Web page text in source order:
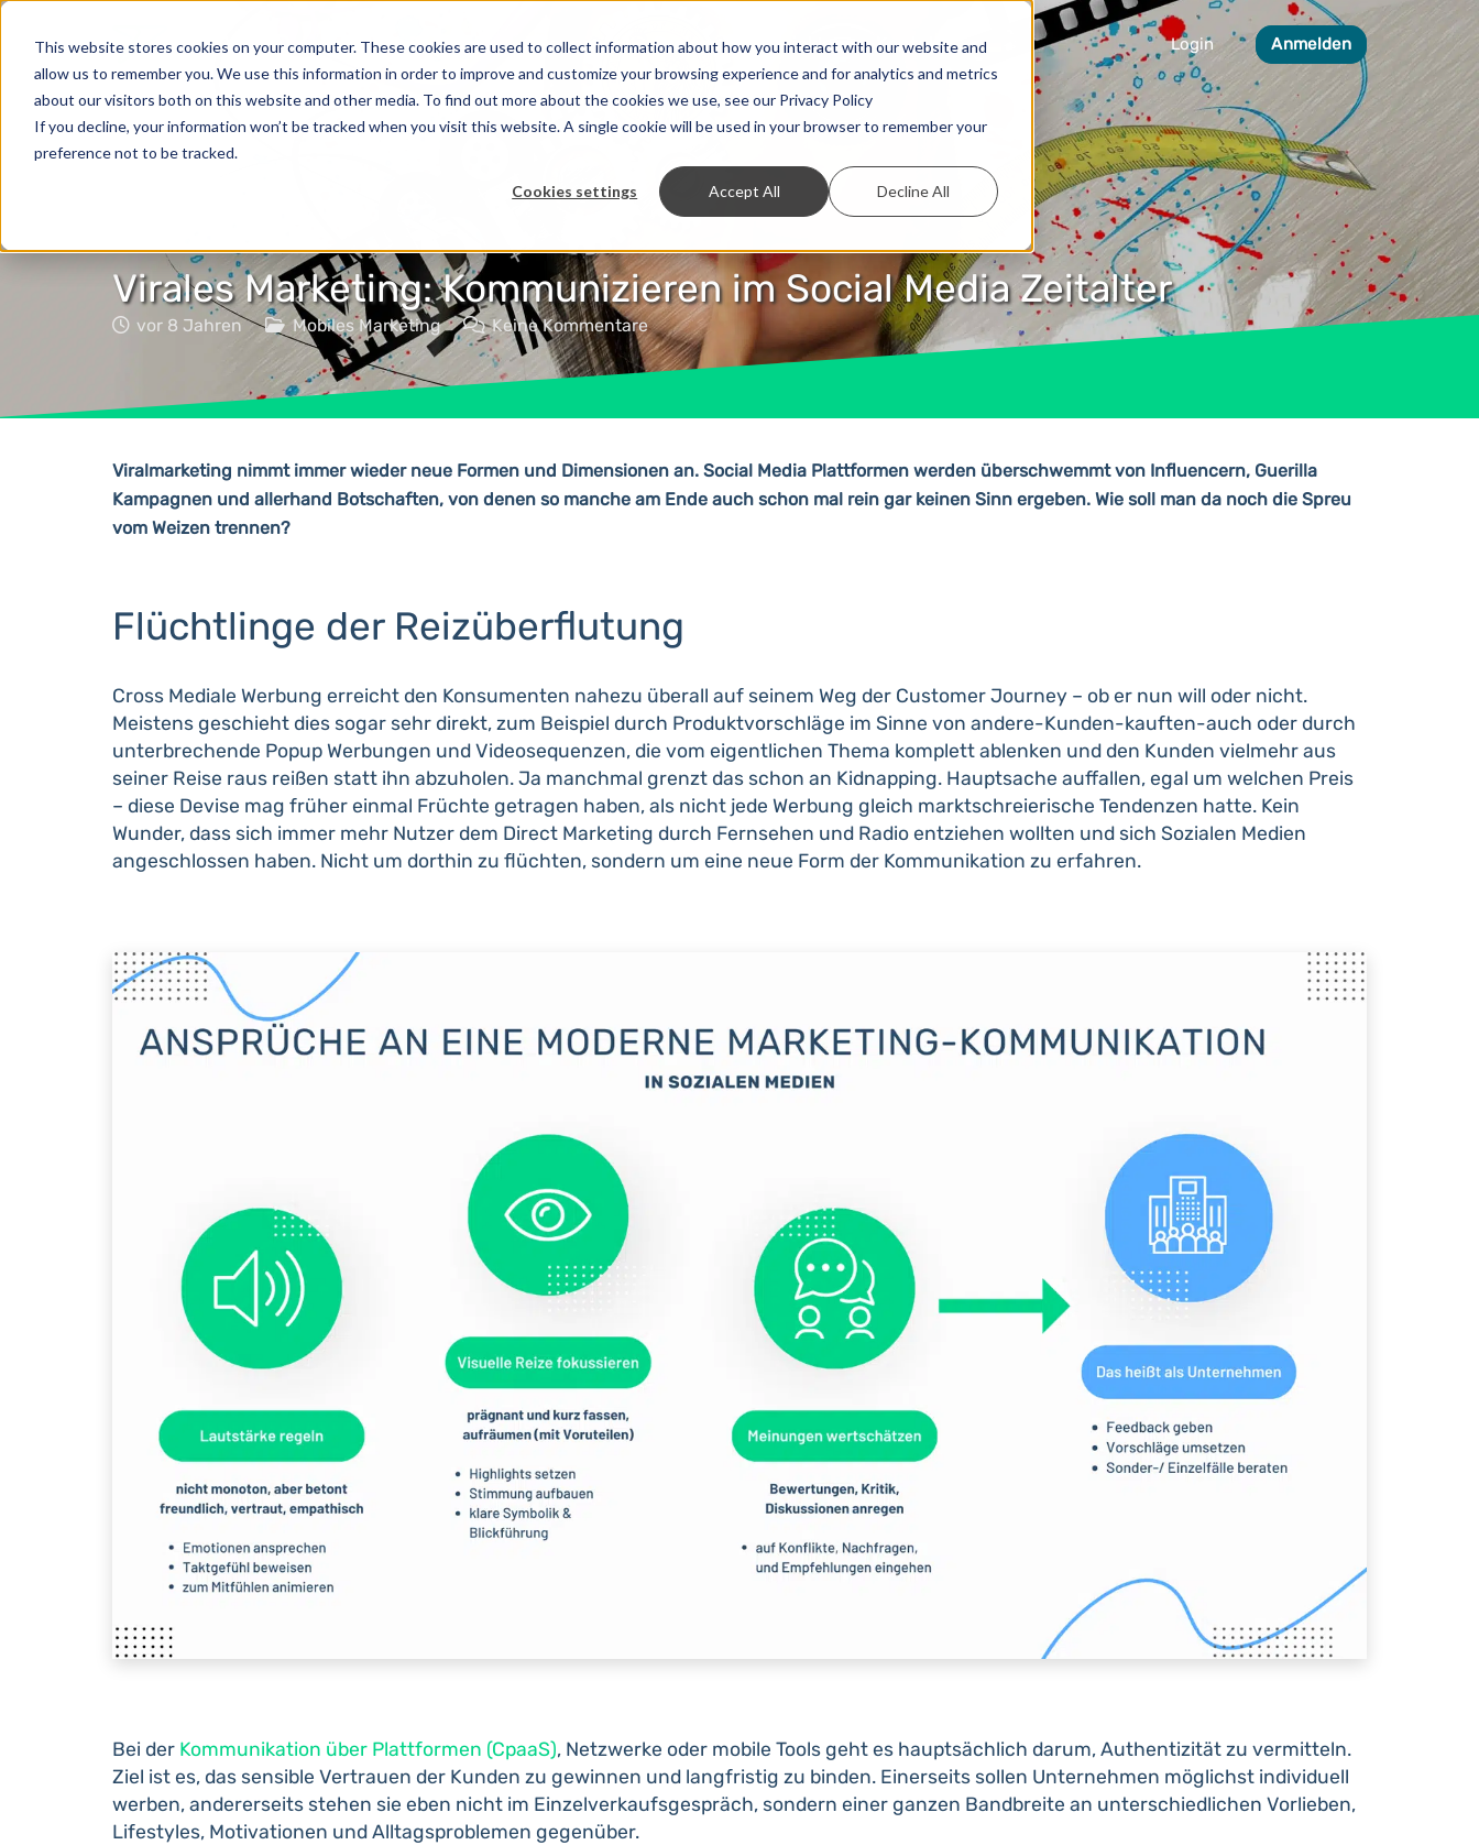
This website stores cookies on your computer. These cookies are used to collect information about how you interact with our website and
allow us to remember you. We use this information in order to improve and customize your browsing experience and for analytics and metrics
about our visitors both on this website and other media. To find out more about the cookies we use, see our Privacy Policy
If you decline, your information won’t be tracked when you visit this website. A single cookie will be used in your browser to remember your
preference not to be tracked.
Cookies settings Accept All Decline All
Produkte Lösungen Preise Entwickler Kontakt Login Anmelden
Virales Marketing: Kommunizieren im Social Media Zeitalter
vor 8 Jahren Mobiles Marketing Keine Kommentare
Viralmarketing nimmt immer wieder neue Formen und Dimensionen an. Social Media Plattformen werden überschwemmt von Influencern, Guerilla
Kampagnen und allerhand Botschaften, von denen so manche am Ende auch schon mal rein gar keinen Sinn ergeben. Wie soll man da noch die Spreu
vom Weizen trennen?
Flüchtlinge der Reizüberflutung
Cross Mediale Werbung erreicht den Konsumenten nahezu überall auf seinem Weg der Customer Journey – ob er nun will oder nicht.
Meistens geschieht dies sogar sehr direkt, zum Beispiel durch Produktvorschläge im Sinne von andere-Kunden-kauften-auch oder durch
unterbrechende Popup Werbungen und Videosequenzen, die vom eigentlichen Thema komplett ablenken und den Kunden vielmehr aus
seiner Reise raus reißen statt ihn abzuholen. Ja manchmal grenzt das schon an Kidnapping. Hauptsache auffallen, egal um welchen Preis
– diese Devise mag früher einmal Früchte getragen haben, als nicht jede Werbung gleich marktschreierische Tendenzen hatte. Kein
Wunder, dass sich immer mehr Nutzer dem Direct Marketing durch Fernsehen und Radio entziehen wollten und sich Sozialen Medien
angeschlossen haben. Nicht um dorthin zu flüchten, sondern um eine neue Form der Kommunikation zu erfahren.
Bei der Kommunikation über Plattformen (CpaaS), Netzwerke oder mobile Tools geht es hauptsächlich darum, Authentizität zu vermitteln.
Ziel ist es, das sensible Vertrauen der Kunden zu gewinnen und langfristig zu binden. Einerseits sollen Unternehmen möglichst individuell
werben, andererseits stehen sie eben nicht im Einzelverkaufsgespräch, sondern einer ganzen Bandbreite an unterschiedlichen Vorlieben,
Lifestyles, Motivationen und Alltagsproblemen gegenüber.